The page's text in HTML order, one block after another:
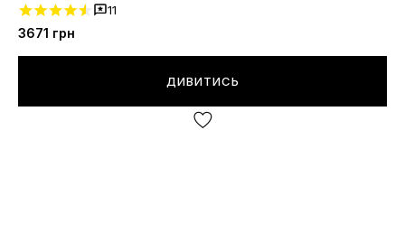
11
3671 грн
ДИВИТИСЬ